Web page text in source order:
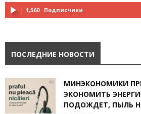
1,560 Подписчики
ПОСЛЕДНИЕ НОВОСТИ
МИНЭКОНОМИКИ
ЭКОНОМИТЬ
ПОДОЖДЕТ, ПЫЛЬ